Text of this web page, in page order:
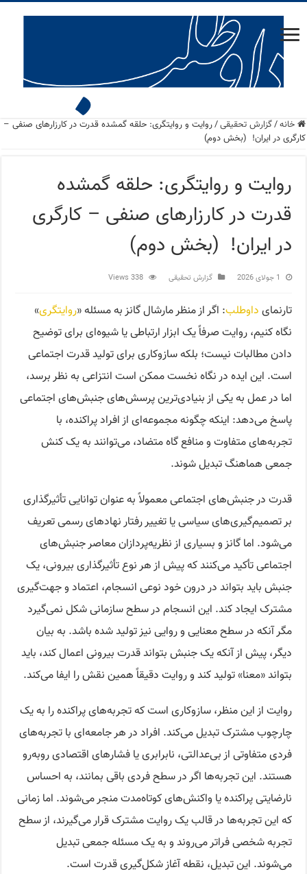
خانه/گزارش تحقیقی/روایت و روایتگری: حلقه گمشده قدرت در کارزارهای صنفی –
کارگری در ایران! (بخش دوم)
روایت و روایتگری: حلقه گمشده
قدرت در کارزارهای صنفی – کارگری
در ایران! (بخش دوم)
1 جولای 2026 گزارش تحقیقی 338 Views
تارنمای داوطلب: اگر از منظر مارشال گانز به مسئله «روایتگری»
نگاه کنیم، روایت صرفاً یک ابزار ارتباطی یا شیوه‌ای برای توضیح
دادن مطالبات نیست؛ بلکه سازوکاری برای تولید قدرت اجتماعی
است. این ایده در نگاه نخست ممکن است انتزاعی به نظر برسد،
اما در عمل به یکی از بنیادی‌ترین پرسش‌های جنبش‌های اجتماعی
پاسخ می‌دهد: اینکه چگونه مجموعه‌ای از افراد پراکنده، با
تجربه‌های متفاوت و منافع گاه متضاد، می‌توانند به یک کنش
جمعی هماهنگ تبدیل شوند.
قدرت در جنبش‌های اجتماعی معمولاً به عنوان توانایی تأثیرگذاری
بر تصمیم‌گیری‌های سیاسی یا تغییر رفتار نهادهای رسمی تعریف
می‌شود. اما گانز و بسیاری از نظریه‌پردازان معاصر جنبش‌های
اجتماعی تأکید می‌کنند که پیش از هر نوع تأثیرگذاری بیرونی، یک
جنبش باید بتواند در درون خود نوعی انسجام، اعتماد و جهت‌گیری
مشترک ایجاد کند. این انسجام در سطح سازمانی شکل نمی‌گیرد
مگر آنکه در سطح معنایی و روایی نیز تولید شده باشد. به بیان
دیگر، پیش از آنکه یک جنبش بتواند قدرت بیرونی اعمال کند، باید
بتواند «معنا» تولید کند و روایت دقیقاً همین نقش را ایفا می‌کند.
روایت از این منظر، سازوکاری است که تجربه‌های پراکنده را به یک
چارچوب مشترک تبدیل می‌کند. افراد در هر جامعه‌ای با تجربه‌های
فردی متفاوتی از بی‌عدالتی، نابرابری یا فشارهای اقتصادی روبه‌رو
هستند. این تجربه‌ها اگر در سطح فردی باقی بمانند، به احساس
نارضایتی پراکنده یا واکنش‌های کوتاه‌مدت منجر می‌شوند. اما زمانی
که این تجربه‌ها در قالب یک روایت مشترک قرار می‌گیرند، از سطح
تجربه شخصی فراتر می‌روند و به یک مسئله جمعی تبدیل
می‌شوند. این تبدیل، نقطه آغاز شکل‌گیری قدرت است.